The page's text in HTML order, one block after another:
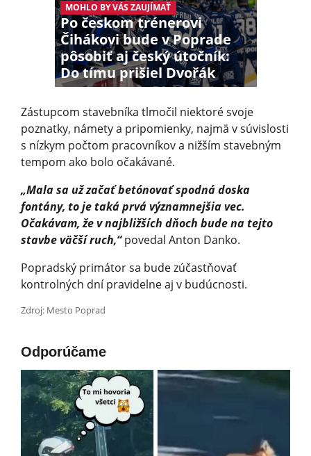
MOHLO BY VÁS ZAUJÍMAŤ
Po českom trénerovi
Čihákovi bude v Poprade
pôsobiť aj český útočník:
Do tímu prišiel Dvořák
Zástupcom stavebníka tlmočil niektoré svoje
poznatky, námety a pripomienky, najmä v súvislosti
s nízkym počtom pracovníkov a nižším stavebným
tempom ako bolo očakávané.
„Mala sa už začať betónovať spodná doska
fontány, to je taká prvá významnejšia vec.
Očakávam, že v najbližších dňoch bude na tejto
stavbe väčší ruch,“povedal Anton Danko.
Popradský primátor sa bude zúčastňovať
kontrolných dní pravidelne aj v budúcnosti.
Zdroj: Mesto Poprad
Odporúčame